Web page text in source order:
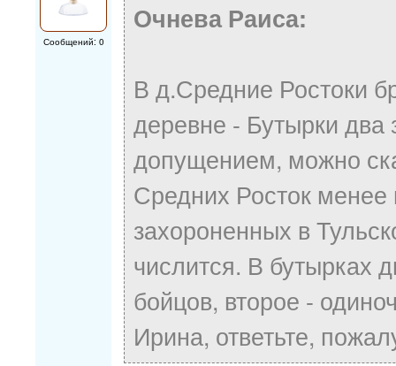
Сообщений: 0
Очнева Раиса:
В д.Средние Ростоки
деревне - Бутырки два
допущением, можно
Средних Росток менее
захороненных в
числится. В бутырках
бойцов, второе -
Ирина, ответьте,